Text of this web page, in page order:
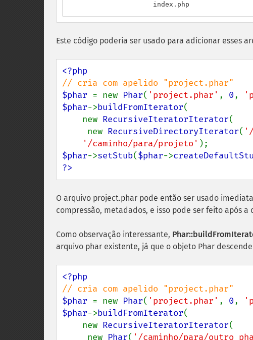
                     index.php
Este código poderia ser usado para adicionar esses
$phar = new Phar( 'project.phar' , 0,
$phar->buildFromIterator(
    new
RecursiveIteratorIterator(
     new
RecursiveDirectoryIterator( '/
'/caminho/para/projeto'
$phar->setStub($phar->
?>
O arquivo project.phar pode então ser usado
compressão, metadados, e isso pode ser feito após a
Como observação interessante,
arquivo phar existente, já que o objeto Phar
$phar = new Phar( 'project.phar' , 0,
$phar->buildFromIterator(
    new
RecursiveIteratorIterator(
     new
Phar( '/caminho/para/